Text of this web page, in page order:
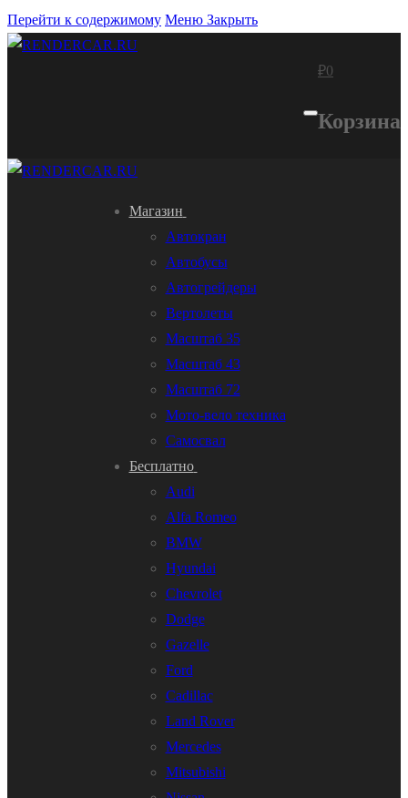
Перейти к содержимому Меню Закрыть
₽0
Корзина
Магазин
Автокран
Автобусы
Автогрейдеры
Вертолеты
Масштаб 35
Масштаб 43
Масштаб 72
Мото-вело техника
Самосвал
Бесплатно
Audi
Alfa Romeo
BMW
Hyundai
Chevrolet
Dodge
Gazelle
Ford
Cadillac
Land Rover
Mercedes
Mitsubishi